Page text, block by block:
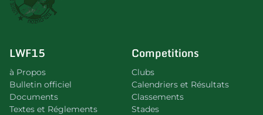
LWF15
à Propos
Bulletin officiel
Documents
Textes et Réglements
Competitions
Clubs
Calendriers et Résultats
Classements
Stades